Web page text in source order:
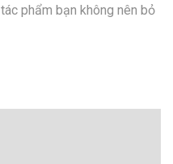
phẩm bạn không nên bỏ